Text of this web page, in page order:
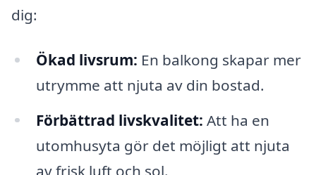
dig:
Ökad livsrum: En balkong skapar mer
utrymme att njuta av din bostad.
Förbättrad livskvalitet: Att ha en
utomhusyta gör det möjligt att njuta
av frisk luft och sol.